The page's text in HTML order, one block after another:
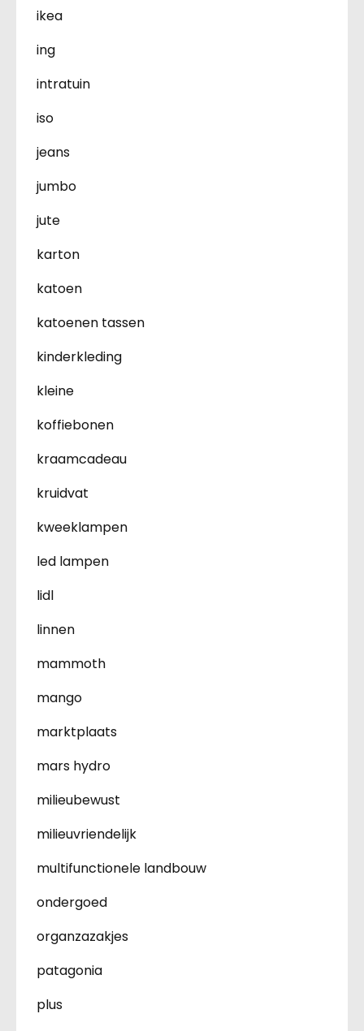
ikea
ing
intratuin
iso
jeans
jumbo
jute
karton
katoen
katoenen tassen
kinderkleding
kleine
koffiebonen
kraamcadeau
kruidvat
kweeklampen
led lampen
lidl
linnen
mammoth
mango
marktplaats
mars hydro
milieubewust
milieuvriendelijk
multifunctionele landbouw
ondergoed
organzazakjes
patagonia
plus